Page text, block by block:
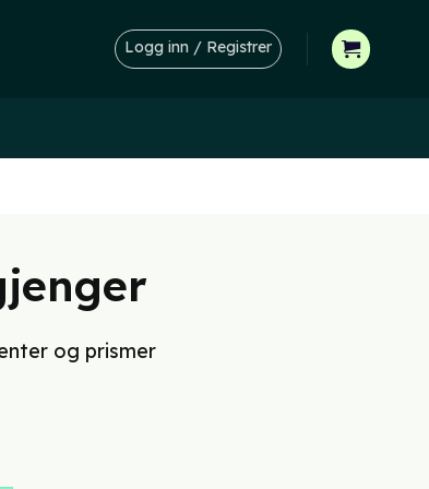
Logg inn / Registrer
og prismer